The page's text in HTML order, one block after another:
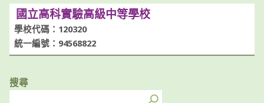
國立高科實驗高級中等學校
學校代碼：120320
統一編號：94568822
搜尋